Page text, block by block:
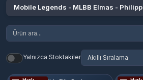
Mobile Legends - MLBB Elmas -
Yalnızca Stoktakiler